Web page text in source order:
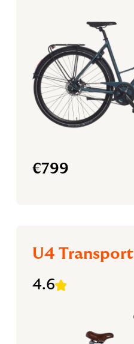
€799
U4 Transport
4.6